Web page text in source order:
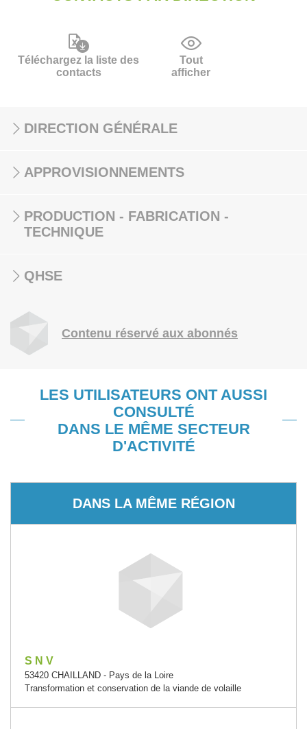
Téléchargez la liste des
contacts
Tout
afficher
DIRECTION GÉNÉRALE
APPROVISIONNEMENTS
PRODUCTION - FABRICATION -
TECHNIQUE
QHSE
Contenu réservé aux abonnés
LES UTILISATEURS ONT AUSSI
CONSULTÉ
DANS LE MÊME SECTEUR
D'ACTIVITÉ
DANS LA MÊME RÉGION
S N V
53420 CHAILLAND - Pays de la Loire
Transformation et conservation de la viande de volaille